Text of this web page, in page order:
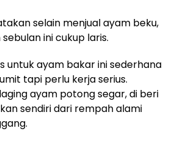
selain menjual ayam beku,
ini cukup laris.
untuk ayam bakar ini sederhana
tapi perlu kerja serius.
ayam potong segar, di beri
sendiri dari rempah alami